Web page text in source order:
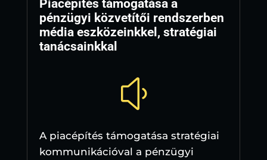
Piacépítés támogatása a
pénzügyi közvetítői rendszerben
média eszközeinkkel, stratégiai
tanácsainkkal
y
A piacépítés támogatása stratégiai
kommunikációval a pénzügyi